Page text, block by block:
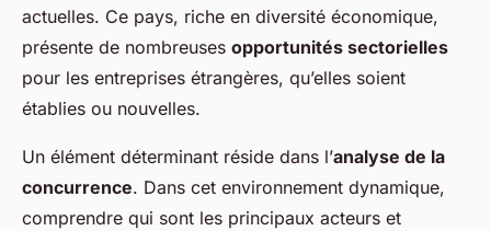
actuelles. Ce pays, riche en diversité économique,
présente de nombreuses opportunités sectorielles
pour les entreprises étrangères, qu’elles soient
établies ou nouvelles.
Un élément déterminant réside dans l’analyse de la
concurrence. Dans cet environnement dynamique,
comprendre qui sont les principaux acteurs et